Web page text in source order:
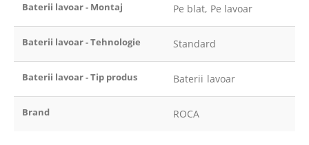
Baterii lavoar - Montaj Pe blat, Pe lavoar
Baterii lavoar - Tehnologie Standard
Baterii lavoar - Tip produs Baterii lavoar
Brand ROCA